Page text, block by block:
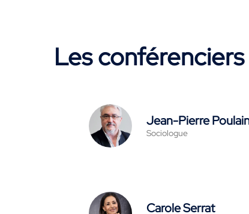
Les conférenciers
Jean-Pierre
Sociologue
Carole Serrat